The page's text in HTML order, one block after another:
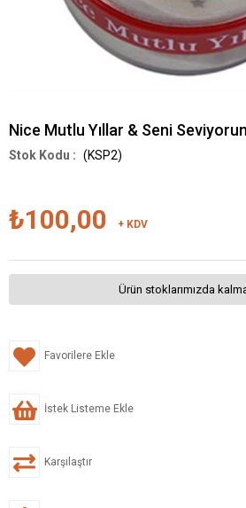
Nice Mutlu Yıllar & Seni
(KSP2)
₺100,00 + KDV
Ürün stoklarımızda
Favorilere Ekle
İstek Listeme Ekle
Karşılaştır